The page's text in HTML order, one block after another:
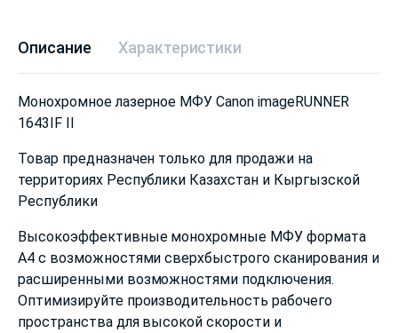
Описание Характеристики
Монохромное лазерное МФУ Canon imageRUNNER
1643IF II
Товар предназначен только для продажи на
территориях Республики Казахстан и Кыргызской
Республики
Высокоэффективные монохромные МФУ формата
A4 с возможностями сверхбыстрого сканирования и
расширенными возможностями подключения.
Оптимизируйте производительность рабочего
пространства для высокой скорости и